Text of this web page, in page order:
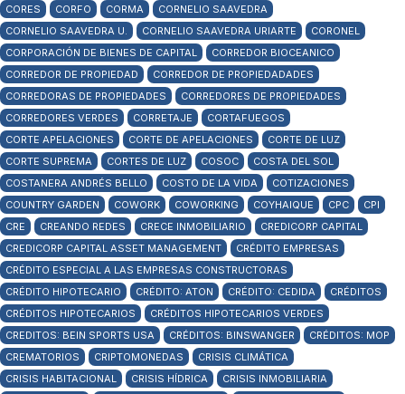
CORES
CORFO CORMA
CORNELIO SAAVEDRA
CORNELIO SAAVEDRA U.
CORNELIO SAAVEDRA URIARTE
CORONEL
CORPORACIÓN DE BIENES DE CAPITAL
CORREDOR BIOCEANICO
CORREDOR DE PROPIEDAD
CORREDOR DE PROPIEDADADES
CORREDORAS DE PROPIEDADES
CORREDORES DE PROPIEDADES
CORREDORES VERDES
CORRETAJE
CORTAFUEGOS
CORTE APELACIONES
CORTE DE APELACIONES
CORTE DE LUZ
CORTE SUPREMA
CORTES DE LUZ COSOC
COSTA DEL SOL
COSTANERA ANDRÉS BELLO
COSTO DE LA VIDA
COTIZACIONES
COUNTRY GARDEN
COWORK COWORKING COYHAIQUE CPC
CPI
CRE
CREANDO REDES CRECE INMOBILIARIO
CREDICORP CAPITAL
CREDICORP CAPITAL ASSET MANAGEMENT
CRÉDITO EMPRESAS
CRÉDITO ESPECIAL A LAS EMPRESAS CONSTRUCTORAS
CRÉDITO HIPOTECARIO
CRÉDITO: ATON CRÉDITO: CEDIDA
CRÉDITOS
CRÉDITOS HIPOTECARIOS
CRÉDITOS HIPOTECARIOS VERDES
CREDITOS: BEIN SPORTS USA
CRÉDITOS: BINSWANGER
CRÉDITOS: MOP
CREMATORIOS
CRIPTOMONEDAS
CRISIS CLIMÁTICA
CRISIS HABITACIONAL
CRISIS HÍDRICA CRISIS INMOBILIARIA